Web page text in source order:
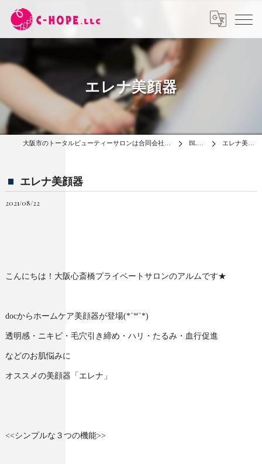
エレナ美顔器
BLOG エレナ美顔器
エレナ美顔器
2021/08/22
こんにちは！大阪心斎橋プライベートサロンのアルムです★
docからホームケア美顔器が登場(*´꒳`*)
透明感・ニキビ・毛穴引き締め・ハリ・たるみ・血行促進
などのお肌悩みに
オススメの美顔器「エレナ」
<<シンプルな３つの機能>>